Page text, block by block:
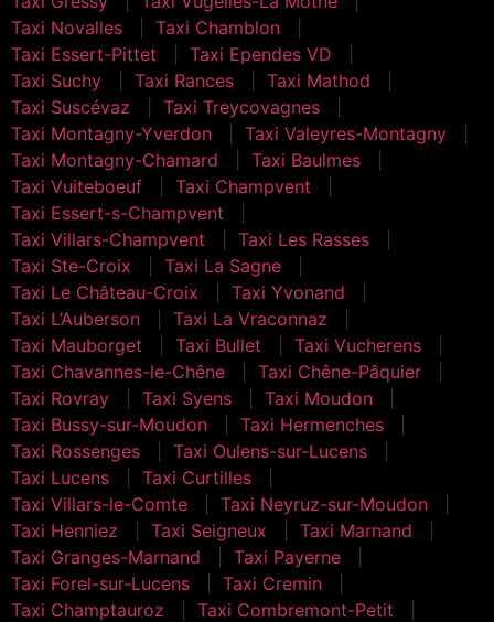
Taxi Novalles
Taxi Chamblon
Taxi Essert-Pittet
Taxi Ependes VD
Taxi Suchy
Taxi Rances
Taxi Mathod
Taxi Suscévaz
Taxi Treycovagnes
Taxi Montagny-Yverdon
Taxi Valeyres-Montagny
Taxi Montagny-Chamard
Taxi Baulmes
Taxi Vuiteboeuf
Taxi Champvent
Taxi Essert-s-Champvent
Taxi Villars-Champvent
Taxi Les Rasses
Taxi Ste-Croix
Taxi La Sagne
Taxi Le Château-Croix
Taxi Yvonand
Taxi L’Auberson
Taxi La Vraconnaz
Taxi Mauborget
Taxi Bullet
Taxi Vucherens
Taxi Chavannes-le-Chêne
Taxi Chêne-Pâquier
Taxi Rovray
Taxi Syens
Taxi Moudon
Taxi Bussy-sur-Moudon
Taxi Hermenches
Taxi Rossenges
Taxi Oulens-sur-Lucens
Taxi Lucens
Taxi Curtilles
Taxi Villars-le-Comte
Taxi Neyruz-sur-Moudon
Taxi Henniez
Taxi Seigneux
Taxi Marnand
Taxi Granges-Marnand
Taxi Payerne
Taxi Forel-sur-Lucens
Taxi Cremin
Taxi Champtauroz
Taxi Combremont-Petit